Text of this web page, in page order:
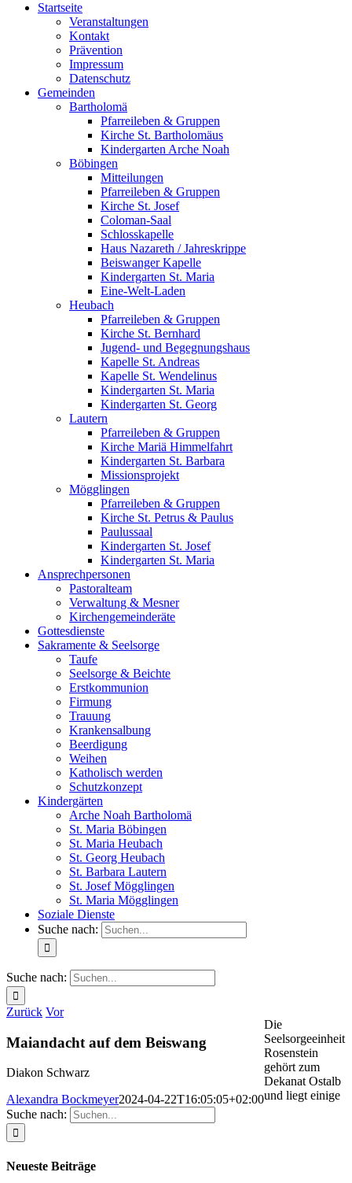
Startseite
Veranstaltungen
Kontakt
Prävention
Impressum
Datenschutz
Gemeinden
Bartholomä
Pfarreileben & Gruppen
Kirche St. Bartholomäus
Kindergarten Arche Noah
Böbingen
Mitteilungen
Pfarreileben & Gruppen
Kirche St. Josef
Coloman-Saal
Schlosskapelle
Haus Nazareth / Jahreskrippe
Beiswanger Kapelle
Kindergarten St. Maria
Eine-Welt-Laden
Heubach
Pfarreileben & Gruppen
Kirche St. Bernhard
Jugend- und Begegnungshaus
Kapelle St. Andreas
Kapelle St. Wendelinus
Kindergarten St. Maria
Kindergarten St. Georg
Lautern
Pfarreileben & Gruppen
Kirche Mariä Himmelfahrt
Kindergarten St. Barbara
Missionsprojekt
Mögglingen
Pfarreileben & Gruppen
Kirche St. Petrus & Paulus
Paulussaal
Kindergarten St. Josef
Kindergarten St. Maria
Ansprechpersonen
Pastoralteam
Verwaltung & Mesner
Kirchengemeinderäte
Gottesdienste
Sakramente & Seelsorge
Taufe
Seelsorge & Beichte
Erstkommunion
Firmung
Trauung
Krankensalbung
Beerdigung
Weihen
Katholisch werden
Schutzkonzept
Kindergärten
Arche Noah Bartholomä
St. Maria Böbingen
St. Maria Heubach
St. Georg Heubach
St. Barbara Lautern
St. Josef Mögglingen
St. Maria Mögglingen
Soziale Dienste
Suche nach:
Suche nach:
Zurück Vor
Maiandacht auf dem Beiswang
Diakon Schwarz
Alexandra Bockmeyer2024-04-22T16:05:05+02:00
Suche nach:
Neueste Beiträge
Die
Seelsorgeeinheit
Rosenstein
gehört zum
Dekanat Ostalb
und liegt einige